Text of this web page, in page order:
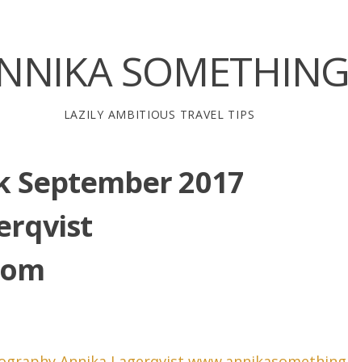
SOMETHING
LAZILY AMBITIOUS TRAVEL TIPS
September 2017